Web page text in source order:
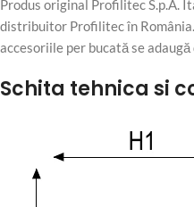
Produs original Profilitec S.p.A.
distribuitor Profilitec în
accesoriile per bucată se
Schita tehnica si